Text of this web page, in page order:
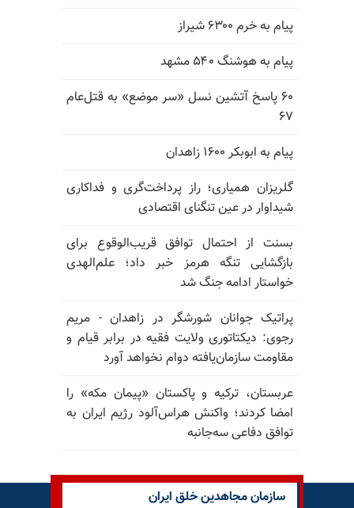
پیام به خرم ۶۳۰۰ شیراز
پیام به هوشنگ ۵۴۰ مشهد
۶۰ پاسخ آتشین نسل «سر موضع» به قتل‌عام
۶۷
پیام به ابوبکر ۱۶۰۰ زاهدان
گلریزان همیاری؛ راز پرداخت‌گری و فداکاری
شیداوار در عین تنگنای اقتصادی
بسنت از احتمال توافق قریب‌الوقوع برای
بازگشایی تنگه هرمز خبر داد؛ علم‌الهدی
خواستار ادامه جنگ شد
پراتیک جوانان شورشگر در زاهدان - مریم
رجوی: دیکتاتوری ولایت فقیه در برابر قیام و
مقاومت سازمان‌یافته دوام نخواهد آورد
عربستان، ترکیه و پاکستان «پیمان مکه» را
امضا کردند؛ واکنش هراس‌آلود رژیم ایران به
توافق دفاعی سه‌جانبه
سازمان مجاهدین خلق ایران